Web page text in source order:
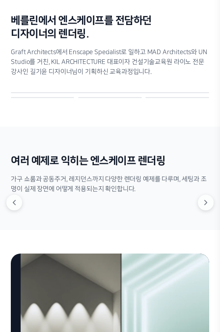
베를린에서 엔스케이프를 전담하던
디자이너의 렌더링.
Graft Architects에서 Enscape Specialist로 일하고 MAD Architects와 UN
Studio를 거친, KIL ARCHITECTURE 대표이자 건설기술교육원 라이노 전문
강사인 길기윤 디자이너님이 기획하신 교육과정입니다.
여러 예제로 익히는 엔스케이프 렌더링
가구 쇼룸과 공동주거, 레지던스까지 다양한 렌더링 예제를 다루며, 세팅과 조
명이 실제 장면에 어떻게 적용되는지 확인합니다.